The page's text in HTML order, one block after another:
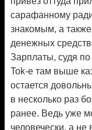
сарафанному
знакомым, а
денежных
Зарплаты, судя
Tok-е там выше
остается
в несколько раз
ранее. Ведь уже
человечески, а не